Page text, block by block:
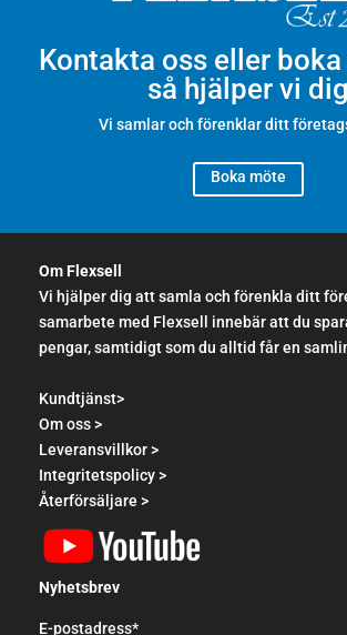
Kontakta oss eller
så hjälper vi dig
Vi samlar och förenklar ditt
Boka möte
Om Flexsell
Vi hjälper dig att samla och förenkla ditt
samarbete med Flexsell innebär att du
pengar, samtidigt som du alltid får en
Kundtjänst>
Om oss >
Leveransvillkor >
Integritetspolicy >
Återförsäljare >
Nyhetsbrev
E-postadress*